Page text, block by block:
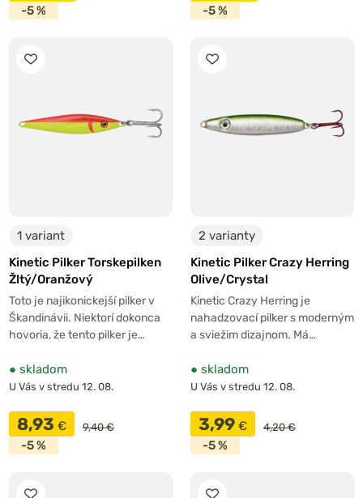
-5 % -5 %
1 variant
Kinetic Pilker Torskepilken
Žltý/Oranžový
Toto je najikonickejší pilker v
Škandinávii. Niektorí dokonca
hovoria, že tento pilker je…
● skladom
U Vás v stredu 12. 08.
8,93 € 9,40 €
-5 %
2 varianty
Kinetic Pilker Crazy Herring
Olive/Crystal
Kinetic Crazy Herring je
nahadzovací pilker s moderným
a sviežim dizajnom. Má…
● skladom
U Vás v stredu 12. 08.
3,99 € 4,20 €
-5 %